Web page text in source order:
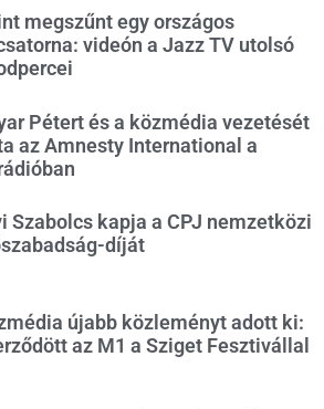
megszűnt egy országos
videón a Jazz TV utolsó
Pétert és a közmédia vezetését
az Amnesty International a
Szabolcs kapja a CPJ nemzetközi
díját
újabb közleményt adott ki:
az M1 a Sziget Fesztivállal